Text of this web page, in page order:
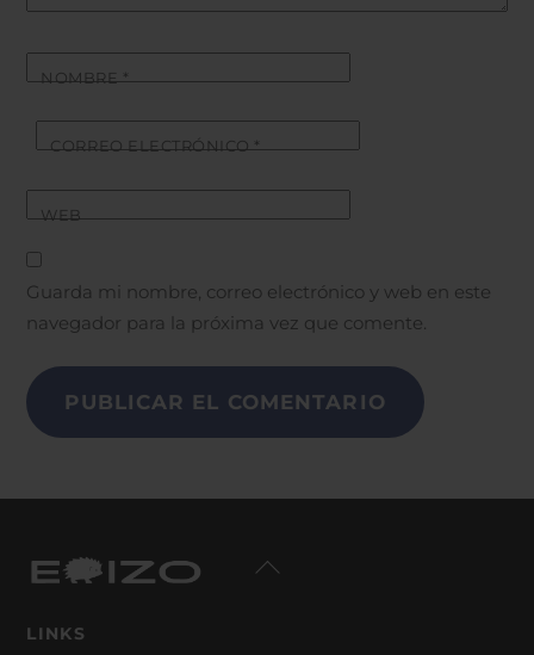
NOMBRE*
CORREO ELECTRÓNICO*
WEB
Guarda mi nombre, correo electrónico y web en este
navegador para la próxima vez que comente.
Back
LINKS